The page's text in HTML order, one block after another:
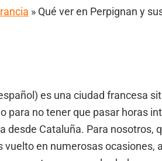
» Qué ver en Perpignan y
es una ciudad francesa
no tener que pasar horas
desde Cataluña. Para nosotros,
en numerosas ocasiones,